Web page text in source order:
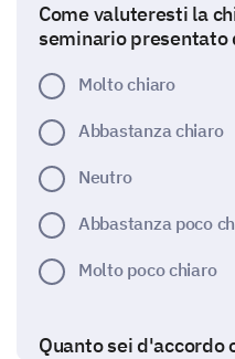
Come valuteresti la
seminario presentato
Molto chiaro
Abbastanza chiaro
Neutro
Abbastanza poco
Molto poco chiaro
Quanto sei d'accordo